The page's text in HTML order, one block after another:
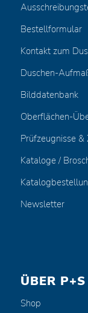
Bestellformular
Kontakt zum
Duschen-
Bilddatenbank
Oberflächen-
Prüfzeugnisse &
Kataloge /
Newsletter
ÜBER P+S
Shop